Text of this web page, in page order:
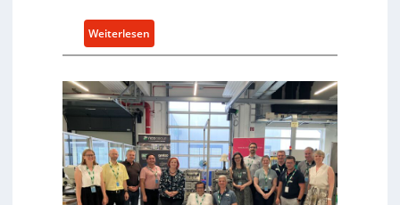
b
0
-
l
a
t
t
f
o
r
Weiterlesen
S
a
r
e
P
a
r